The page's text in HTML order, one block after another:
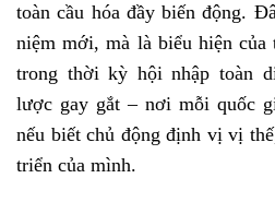
toàn cầu hóa đầy biến động.
niệm mới, mà là biểu hiện
trong thời kỳ hội nhập toàn
lược gay gắt – nơi mỗi quốc
nếu biết chủ động định vị vị
triển của mình.